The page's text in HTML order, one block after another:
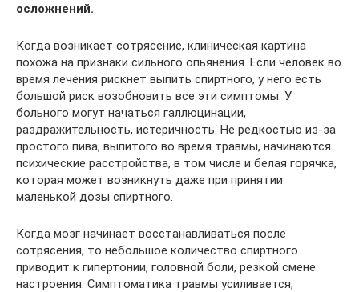
осложнений.
Когда возникает сотрясение, клиническая картина
похожа на признаки сильного опьянения. Если человек во
время лечения рискнет выпить спиртного, у него есть
большой риск возобновить все эти симптомы. У
больного могут начаться галлюцинации,
раздражительность, истеричность. Не редкостью из-за
простого пива, выпитого во время травмы, начинаются
психические расстройства, в том числе и белая горячка,
которая может возникнуть даже при принятии
маленькой дозы спиртного.
Когда мозг начинает восстанавливаться после
сотрясения, то небольшое количество спиртного
приводит к гипертонии, головной боли, резкой смене
настроения. Симптоматика травмы усиливается,